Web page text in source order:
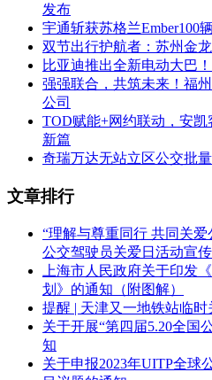
发布
宇通斩获苏格兰Ember100
双节出行护航者：苏州金
比亚迪推出全新电动大巴
强强联合，共筑未来！福
公司
TOD赋能+网约联动，安
新篇
奇瑞万达无站立区公交批
文章排行
“理解与尊重同行 共同关爱
公交驾驶员关爱日活动宣
上海市人民政府关于印发
划》的通知（附图解）
提醒 | 天津又一地铁站临时
关于开展“第四届5.20全国
知
关于申报2023年UITP全球